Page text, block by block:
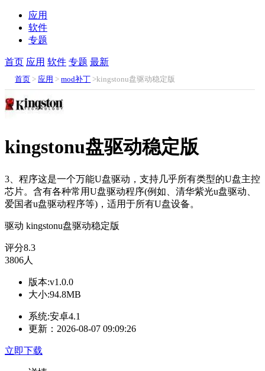
应用
软件
专题
首页 应用 软件 专题 最新
首页 > 应用 >mod补丁 >kingstonu盘驱动稳定版
kingstonu盘驱动稳定版
3、程序这是一个万能U盘驱动，支持几乎所有类型的U盘主控
芯片。含有各种常用U盘驱动程序(例如、清华紫光u盘驱动、
爱国者u盘驱动程序等)，适用于所有U盘设备。
驱动 kingstonu盘驱动稳定版
评分8.3
3806人
版本:v1.0.0
大小:94.8MB
系统:安卓4.1
更新：2026-08-07 09:09:26
立即下载